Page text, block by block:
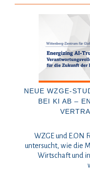
NEUE WZGE-
BEI KI AB –
WZGE und E.ON
untersucht, wie die
Wirtschaft und